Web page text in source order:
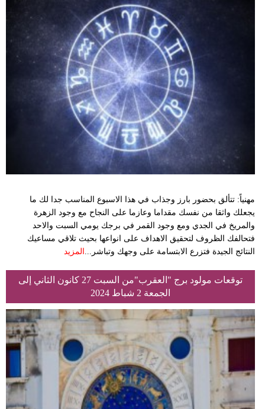
مهنياً: تتألق بحضور بارز وجذاب في هذا الاسبوع المناسب جدا لك ما
يجعلك واثقا من نفسك مقداما وعازما على النجاح مع وجود الزهرة
والمريخ في الجدي ومع وجود القمر في برجك يومي السبت والاحد
فتحالفك الظروف لتحقيق الاهداف على انواعها بحيث تلاقي مساعيك
النتائج الجيدة فتزرع الابتسامة على وجهك وتباشر... المزيد
توقعات مولود برج "العقرب"من السبت 27 كانون الثاني إلى
الجمعة 2 شباط 2024